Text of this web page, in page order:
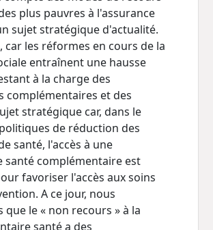
plus pauvres à l'assurance
sujet stratégique d'actualité.
car les réformes en cours de la
entraînent une hausse
à la charge des
complémentaires et des
stratégique car, dans le
de réduction des
santé, l'accès à une
santé complémentaire est
favoriser l'accès aux soins
A ce jour, nous
que le « non recours » à la
santé a des